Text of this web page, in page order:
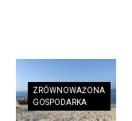
ZRÓWNOWAŻONA
GOSPODARKA